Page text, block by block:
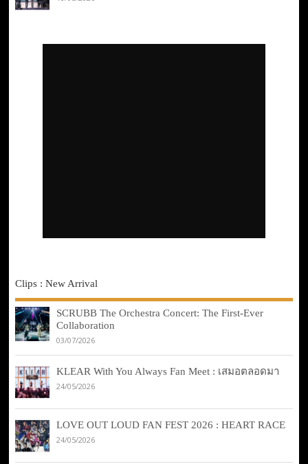
Clips : New Arrival
SCRUBB The Orchestra Concert: The First-Ever
Collaboration
03/07/2026
KLEAR With You Always Fan Meet : เสมอตลอดมา
24/05/2026
LOVE OUT LOUD FAN FEST 2026 : HEART RACE
24/05/2026